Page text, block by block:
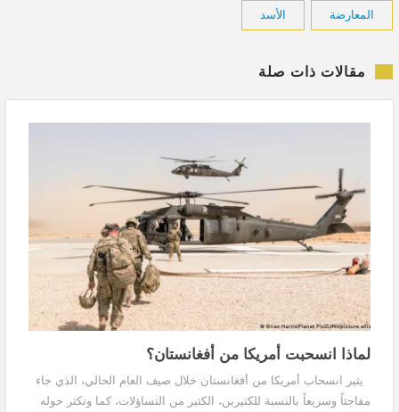
المعارضة الأسد
مقالات ذات صلة
لماذا انسحبت أمريكا من أفغانستان؟
يثير انسحاب أمريكا من أفغانستان خلال صيف العام الحالي، الذي جاء
مفاجئاً وسريعاً بالنسبة للكثيرين، الكثير من التساؤلات، كما وتكثر حوله